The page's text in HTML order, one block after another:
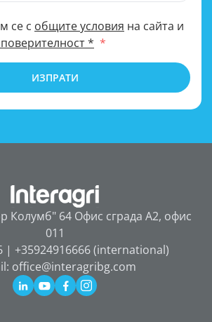
се с общите условия на сайта и
*
ИЗПРАТИ
Колумб" 64 Офис сграда А2, офис
011
| +35924916666 (international)
office@interagribg.com